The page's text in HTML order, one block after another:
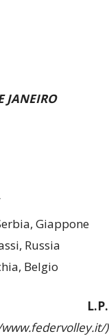
JANEIRO
Giappone
Russia
Belgio
L.P.
)